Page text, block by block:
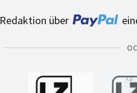
Redaktion über